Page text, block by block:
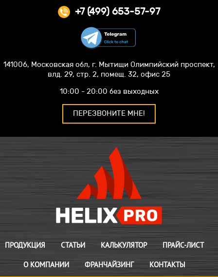
+7 (499) 653-57-97
141006, Московская обл, г. Мытищи Олимпийский проспект,
влд. 29, стр. 2, помещ. 32, офис 25
10:00 - 20:00 без выходных
ПЕРЕЗВОНИТЕ МНЕ!
ПРОДУКЦИЯ СТАТЬИ КАЛЬКУЛЯТОР ПРАЙС-ЛИСТ
О КОМПАНИИ ФРАНЧАЙЗИНГ КОНТАКТЫ